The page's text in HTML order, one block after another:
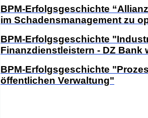
BPM-Erfolgsgeschichte
im Schadensmanagement zu
BPM-Erfolgsgeschichte
Finanzdienstleistern - DZ Bank
BPM-Erfolgsgeschichte
öffentlichen Verwaltung"